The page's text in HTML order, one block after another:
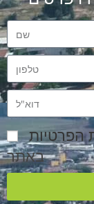
הפרטיות
באתר